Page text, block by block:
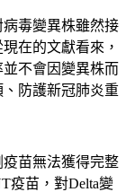
毒變異株雖然接
在的文獻看來，
不會因變異株而
防護新冠肺炎重
苗無法獲得完整
疫苗，對Delta變